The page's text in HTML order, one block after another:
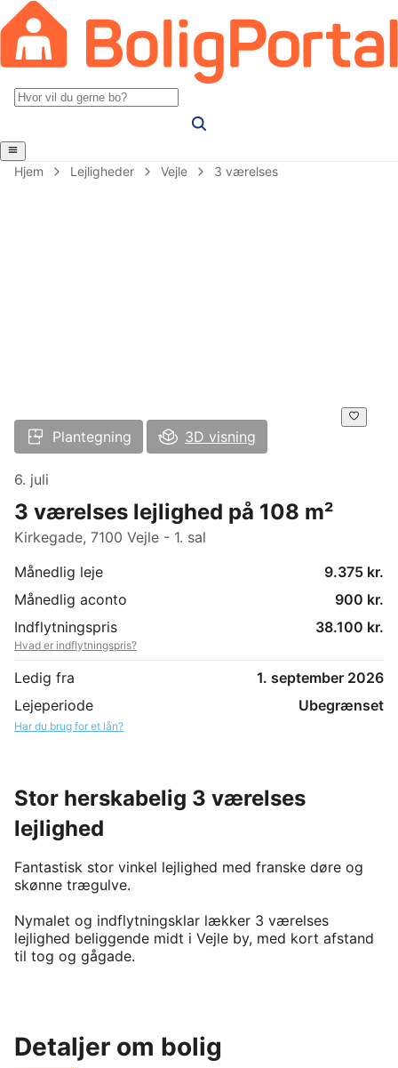
Hjem Lejligheder Vejle 3 værelses
Plantegning 3D visning
6. juli
3 værelses lejlighed på 108 m²
Kirkegade, 7100 Vejle - 1. sal
Månedlig leje
9.375 kr.
Månedlig aconto
900 kr.
Indflytningspris
38.100 kr.
Hvad er indflytningspris?
Ledig fra
1. september 2026
Lejeperiode
Ubegrænset
Har du brug for et lån?
Stor herskabelig 3 værelses
lejlighed
Fantastisk stor vinkel lejlighed med franske døre og
skønne trægulve.
Nymalet og indflytningsklar lækker 3 værelses
lejlighed beliggende midt i Vejle by, med kort afstand
til tog og gågade.
Der er elevator i ejendommen.
Detaljer om bolig